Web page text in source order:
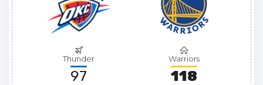
Thunder
97
Warriors
118